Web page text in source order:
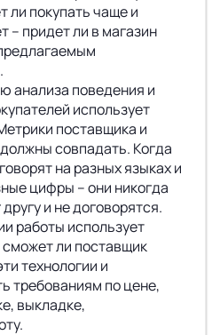
ли покупать чаще и
– придет ли в магазин
анализа поведения и
использует
поставщика и
совпадать. Когда
на разных языках и
цифры – они никогда
и не договорятся.
работы использует
сможет ли поставщик
технологии и
требованиям по цене,
выкладке,